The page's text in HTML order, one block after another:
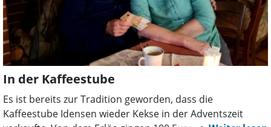
In der Kaffeestube
Es ist bereits zur Tradition geworden, dass die
Kaffeestube Idensen wieder Kekse in der Adventszeit